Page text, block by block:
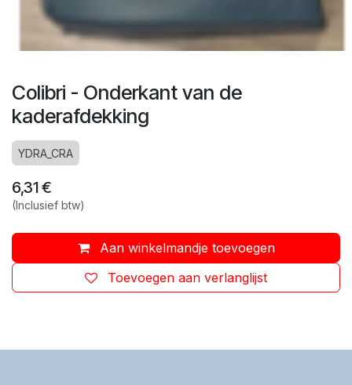
Colibri - Onderkant van de
kaderafdekking
YDRA_CRA
6,31€
(Inclusief btw)
Aan winkelmandje toevoegen
Toevoegen aan verlanglijst